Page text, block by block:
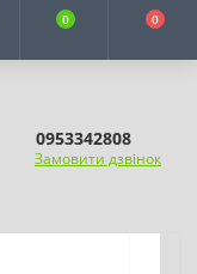
0 0
0953342808
Замовити дзвінок